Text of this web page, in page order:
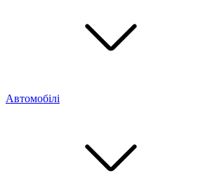
Автомобілі